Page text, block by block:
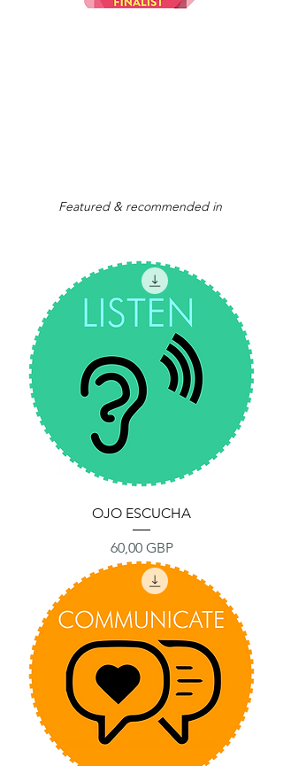
Featured & recommended in
OJO ESCUCHA
Precio
60,00 GBP